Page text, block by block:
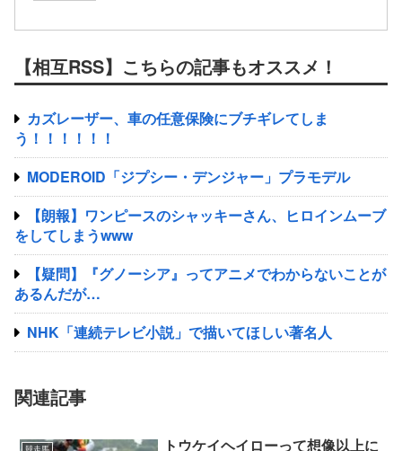
【相互RSS】こちらの記事もオススメ！
カズレーザー、車の任意保険にブチギレてしま
う！！！！！！
MODEROID「ジプシー・デンジャー」プラモデル
【朗報】ワンピースのシャッキーさん、ヒロインムーブ
をしてしまうwww
【疑問】『グノーシア』ってアニメでわからないことが
あるんだが…
NHK「連続テレビ小説」で描いてほしい著名人
関連記事
競走馬
トウケイヘイローって想像以上に